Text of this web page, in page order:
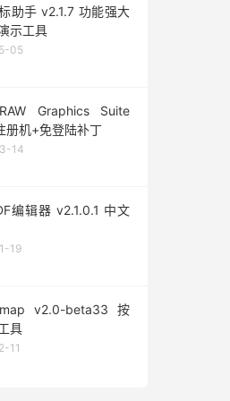
助手 v2.1.7 功能强大
示工具
05
Graphics Suite
册机+免登陆补丁
14
编辑器 v2.1.0.1 中文
19
v2.0-beta33 按
具
11